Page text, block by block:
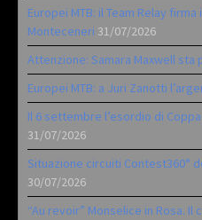
Europei MTB: il Team Relay
Monteceneri 31/07/2026
Attenzione: Samara Maxwell sta
Europei MTB: a Juri Zanotti
Il 6 settembre l’esordio di
31/07/2026
Situazione circuiti Contest360°
30/07/2026
“Au revoir” Monselice in Rosa.